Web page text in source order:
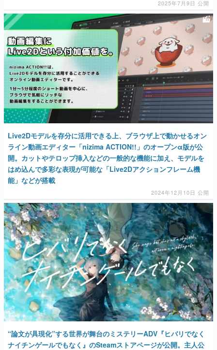
2025年7月9日 公開
Live2Dモデルを存分に活用できる上、ブラウザ上で動かせるオン
ライン動画エディター「nizima ACTION!!」のオープンα版が公
開。カットやテロップ挿入などの一般的な機能に加え、モデルを
はめ込んで多彩な表現が可能な「Live2Dアクションフレーム機
能」などが搭載
2024年12月10日 公開
“論文が具現化”する世界が舞台のミステリーADV『ヒバリでなく
ナイチンゲールでもなく』のSteamストアページが公開。主人公